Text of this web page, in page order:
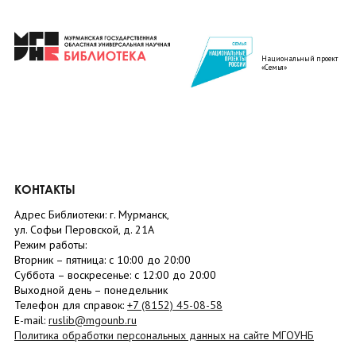
Национальный проект
«Семья»
КОНТАКТЫ
Адрес Библиотеки: г. Мурманск,
ул. Софьи Перовской, д. 21А
Режим работы:
Вторник – пятница: с 10:00 до 20:00
Суббота – воскресенье: c 12:00 до 20:00
Выходной день – понедельник
Телефон для справок: +7 (8152) 45-08-58
E-mail: ruslib@mgounb.ru
Политика обработки персональных данных на сайте МГОУНБ